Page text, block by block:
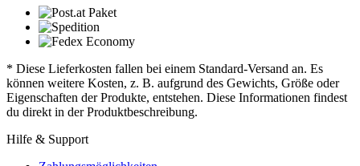
* Diese Lieferkosten fallen bei einem Standard-Versand an. Es
können weitere Kosten, z. B. aufgrund des Gewichts, Größe oder
Eigenschaften der Produkte, entstehen. Diese Informationen findest
du direkt in der Produktbeschreibung.
Hilfe & Support